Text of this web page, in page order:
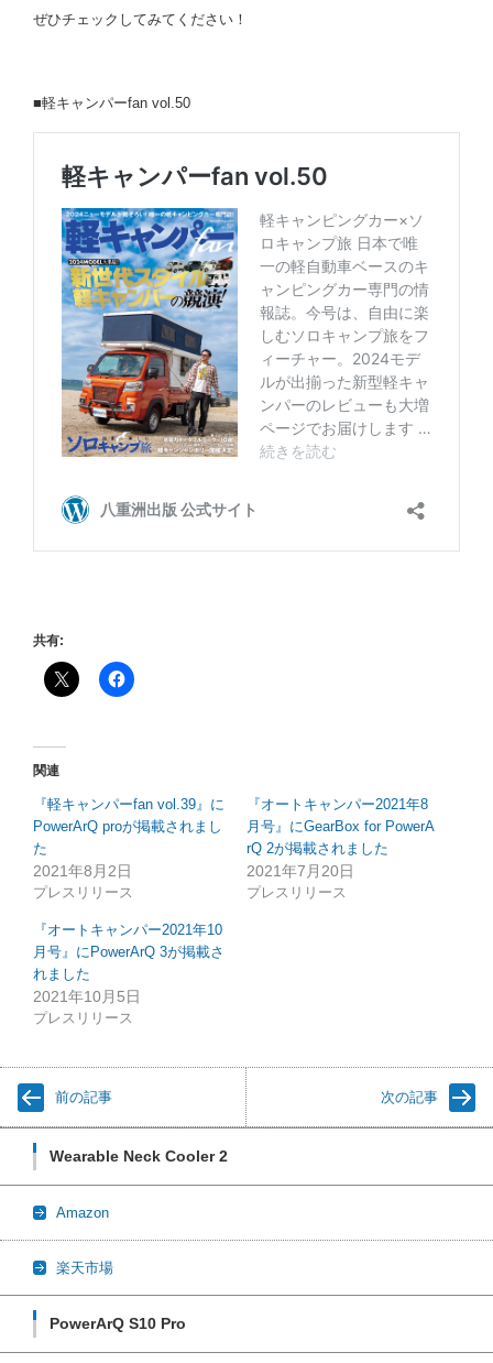
ぜひチェックしてみてください！
■軽キャンパーfan vol.50
共有:
関連
『軽キャンパーfan vol.39』に
PowerArQ proが掲載されまし
た
2021年8月2日
プレスリリース
『オートキャンパー2021年8
月号』にGearBox for PowerA
rQ 2が掲載されました
2021年7月20日
プレスリリース
『オートキャンパー2021年10
月号』にPowerArQ 3が掲載さ
れました
2021年10月5日
プレスリリース
前の記事 次の記事
Wearable Neck Cooler 2
Amazon
楽天市場
PowerArQ S10 Pro